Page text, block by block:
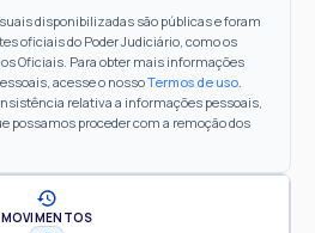
disponibilizadas são públicas e foram
oficiais do Poder Judiciário, como os
Oficiais. Para obter mais informações
acesse o nossoTermos de uso.
relativa a informações pessoais,
possamos proceder com a remoção dos
MOVIMENTOS